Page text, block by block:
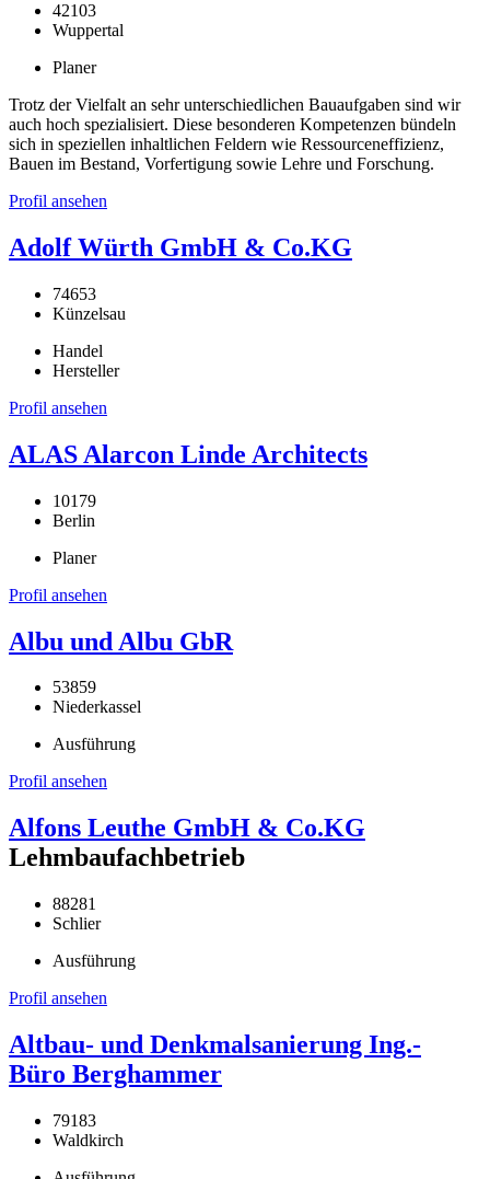
42103
Wuppertal
Planer
Trotz der Vielfalt an sehr unterschiedlichen Bauaufgaben sind wir
auch hoch spezialisiert. Diese besonderen Kompetenzen bündeln
sich in speziellen inhaltlichen Feldern wie Ressourceneffizienz,
Bauen im Bestand, Vorfertigung sowie Lehre und Forschung.
Profil ansehen
Adolf Würth GmbH & Co.KG
74653
Künzelsau
Handel
Hersteller
Profil ansehen
ALAS Alarcon Linde Architects
10179
Berlin
Planer
Profil ansehen
Albu und Albu GbR
53859
Niederkassel
Ausführung
Profil ansehen
Alfons Leuthe GmbH & Co.KG
Lehmbaufachbetrieb
88281
Schlier
Ausführung
Profil ansehen
Altbau- und Denkmalsanierung Ing.-
Büro Berghammer
79183
Waldkirch